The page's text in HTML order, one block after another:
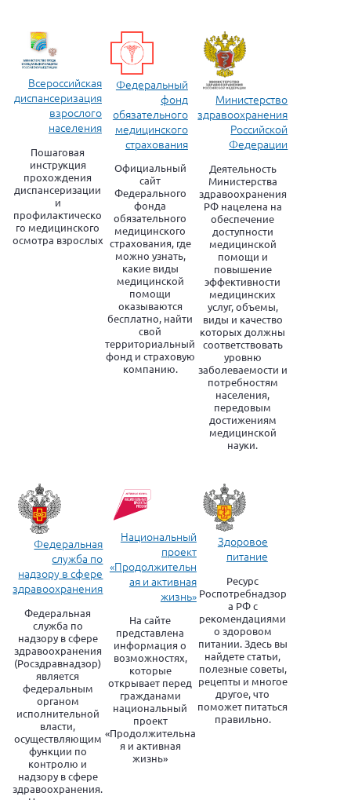
Всероссийская
диспансеризация
взрослого
населения
Пошаговая
инструкция
прохождения
диспансеризации
и
профилактическо
го медицинского
осмотра взрослых
Федеральный
фонд
обязательного
медицинского
страхования
Официальный
сайт
Федерального
фонда
обязательного
медицинского
страхования, где
можно узнать,
какие виды
медицинской
помощи
оказываются
бесплатно, найти
свой
территориальный
фонд и страховую
компанию.
Министерство
здравоохранения
Российской
Федерации
Деятельность
Министерства
здравоохранения
РФ нацелена на
обеспечение
доступности
медицинской
помощи и
повышение
эффективности
медицинских
услуг, объемы,
виды и качество
которых должны
соответствовать
уровню
заболеваемости и
потребностям
населения,
передовым
достижениям
медицинской
науки.
Федеральная
служба по
надзору в сфере
здравоохранения
Федеральная
служба по
надзору в сфере
здравоохранения
(Росздравнадзор)
является
федеральным
органом
исполнительной
власти,
осуществляющим
функции по
контролю и
надзору в сфере
здравоохранения.
Национальный
проект
«Продолжительн
ая и активная
жизнь»
На сайте
представлена
информация о
возможностях,
которые
открывает перед
гражданами
национальный
проект
«Продолжительна
я и активная
жизнь»
Здоровое
питание
Ресурс
Роспотребнадзор
а РФ с
рекомендациями
о здоровом
питании. Здесь вы
найдете статьи,
полезные советы,
рецепты и многое
другое, что
поможет питаться
правильно.